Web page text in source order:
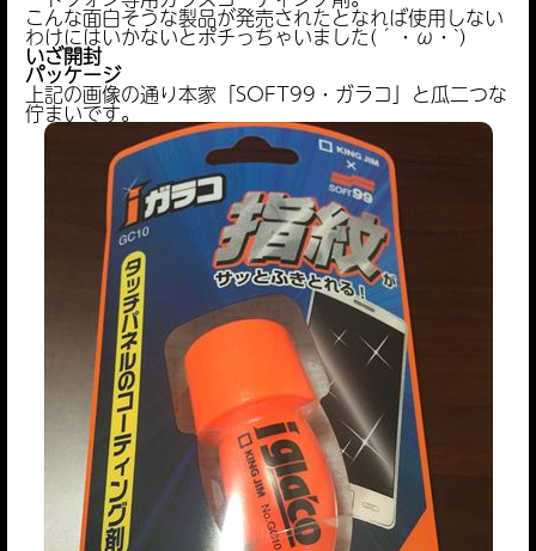
こんな面白そうな製品が発売されたとなれば使用しない
わけにはいかないとポチっちゃいました(´・ω・`)
いざ開封
パッケージ
上記の画像の通り本家「SOFT99・ガラコ」と瓜二つな
佇まいです。